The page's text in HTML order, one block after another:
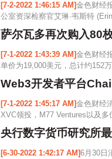
[7-2-2022 1:46:15 AM]金色财经
公室资深检察官艾琳·韦斯特
萨尔瓦多再次购入80
[7-1-2022 1:43:39 AM]金色财经
单价为19,000美元，总计约152
Web3开发者平台
[7-1-2022 1:45:17 AM]金色财经
XVC领投，M77 Ventures以及
央行数字货币研究所
[6-30-2022 1:42:17 AM]6月30日